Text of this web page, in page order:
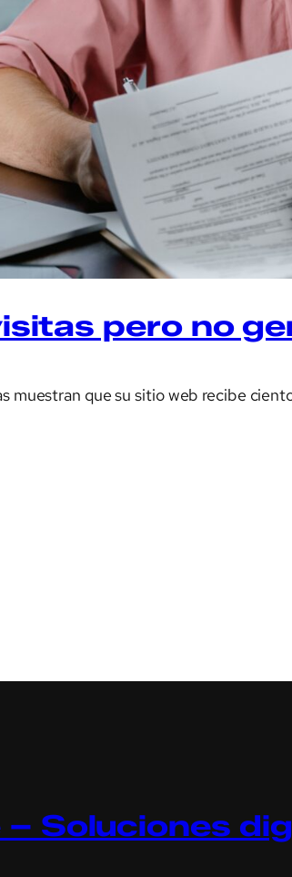
pero no
muestran que su sitio web recibe
– Soluciones